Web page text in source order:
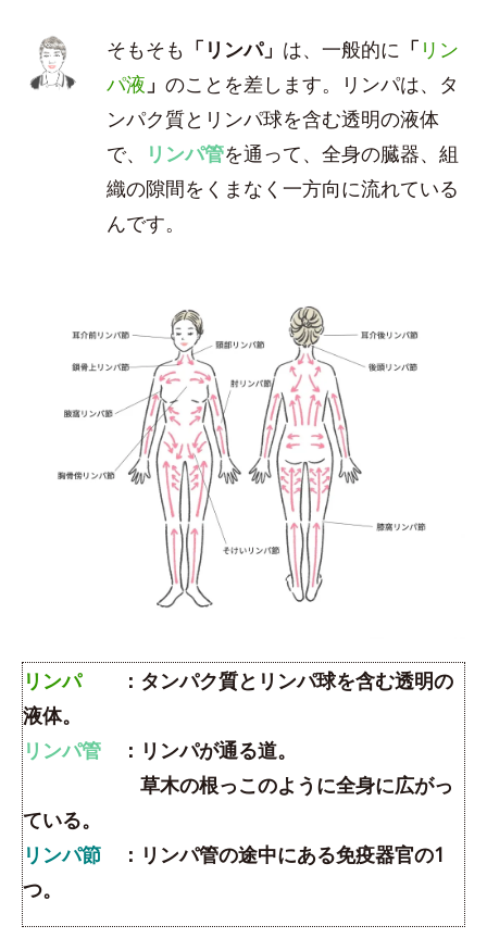
そもそも 「リンパ」 は、一般的に 「 リン
パ液 」のことを差します。リンパは、タ
ンパク質とリンパ球を含む透明の液体
で、
リンパ管を通って、全身の臓器、組
織の隙間をくまなく一方向に流れている
んです。
リンパ：タンパク質とリンパ球を含む透明の
液体。
リンパ管 ：リンパが通る道。
草木の根っこのように全身に広がっ
ている。
リンパ節 ：リンパ管の途中にある免疫器官の1
つ。